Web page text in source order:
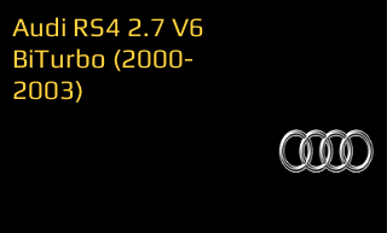
Audi RS4 2.7 V6
BiTurbo (2000-
2003)